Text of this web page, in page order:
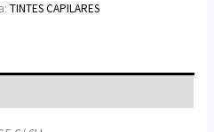
TINTES CAPILARES